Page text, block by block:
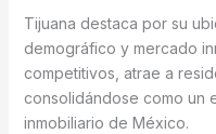
Tijuana destaca por su
demográfico y mercado
competitivos, atrae a
consolidándose como un
inmobiliario de México.